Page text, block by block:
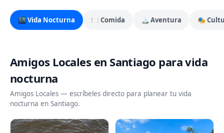
🌃Vida Nocturna 🍽️ Comida 🏔️ Aventura 🎭
Amigos Locales en Santiago para vida
nocturna
Amigos Locales — escríbeles directo para planear tu vida
nocturna en Santiago.